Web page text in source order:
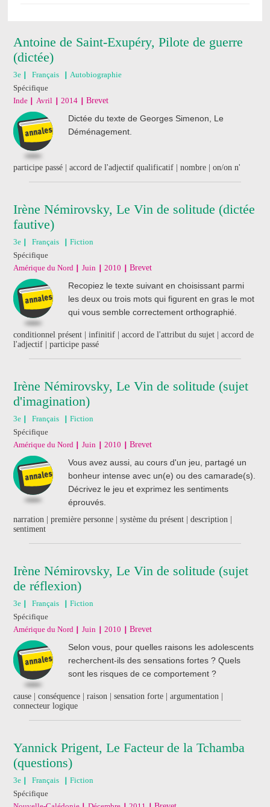
Antoine de Saint-Exupéry, Pilote de guerre
(dictée)
3e Français
Autobiographie
Spécifique
Inde
Avril 2014 Brevet
Dictée du texte de Georges Simenon, Le
Déménagement.
participe passé | accord de l'adjectif qualificatif | nombre | on/on n'
Irène Némirovsky, Le Vin de solitude (dictée
fautive)
3e Français
Fiction
Spécifique
Amérique du Nord
Juin 2010 Brevet
Recopiez le texte suivant en choisissant parmi
les deux ou trois mots qui figurent en gras le mot
qui vous semble correctement orthographié.
conditionnel présent | infinitif | accord de l'attribut du sujet | accord de
l'adjectif | participe passé
Irène Némirovsky, Le Vin de solitude (sujet
d'imagination)
3e Français
Fiction
Spécifique
Amérique du Nord
Juin 2010 Brevet
Vous avez aussi, au cours d'un jeu, partagé un
bonheur intense avec un(e) ou des camarade(s).
Décrivez le jeu et exprimez les sentiments
éprouvés.
narration | première personne | système du présent | description |
sentiment
Irène Némirovsky, Le Vin de solitude (sujet
de réflexion)
3e Français
Fiction
Spécifique
Amérique du Nord
Juin 2010 Brevet
Selon vous, pour quelles raisons les adolescents
recherchent-ils des sensations fortes ? Quels
sont les risques de ce comportement ?
cause | conséquence | raison | sensation forte | argumentation |
connecteur logique
Yannick Prigent, Le Facteur de la Tchamba
(questions)
3e Français
Fiction
Spécifique